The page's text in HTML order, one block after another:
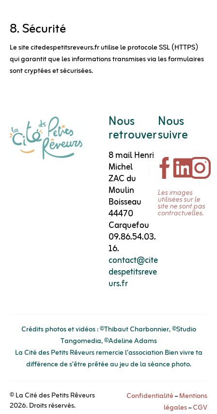
8. Sécurité
Le site citedespetitsreveurs.fr utilise le protocole SSL (HTTPS)
qui garantit que les informations transmises via les formulaires
sont cryptées et sécurisées.
Nous
retrouver
8 mail Henri
Michel
ZAC du
Moulin
Boisseau
44470
Carquefou
09.86.54.03.
16.
contact@cite
despetitsreve
urs.fr
Nous
suivre
Les images
utilisées sur le
site ne sont pas
contractuelles.
Crédits photos et vidéos : ©Thibaut Charbonnier, ©Studio
Tangomedia, ©Adeline Adams
La Cité des Petits Rêveurs remercie l’associationBien vivre ta
différencede s’être prêtée au jeu de la séance photo.
© La Cité des Petits Rêveurs
2026. Droits réservés.
Confidentialité–Mentions
légales–CGV